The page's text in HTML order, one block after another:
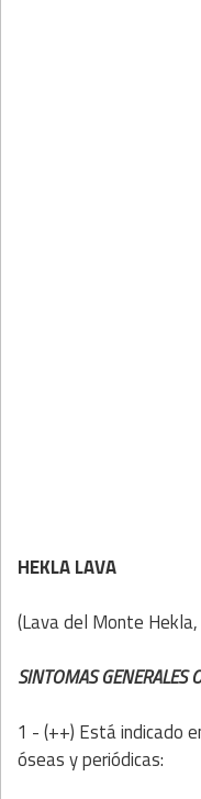
HEKLA LAVA
(Lava del Monte
SINTOMAS GENERALES
1 - (++) Está indicado
óseas y periódicas: